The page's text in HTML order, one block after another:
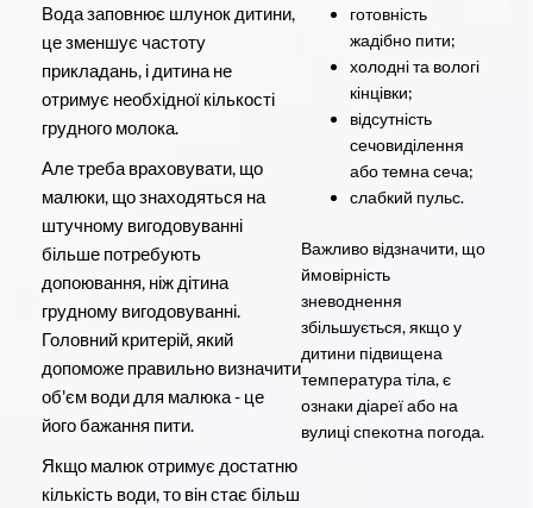
Вода заповнює шлунок дитини,
це зменшує частоту
прикладань, і дитина не
отримує необхідної кількості
грудного молока.
Але треба враховувати, що
малюки, що знаходяться на
штучному вигодовуванні
більше потребують
допоювання, ніж дітина
грудному вигодовуванні.
Головний критерій, який
допоможе правильно визначити
об'єм води для малюка - це
його бажання пити.
Якщо малюк отримує достатню
кількість води, то він стає більш
готовність
жадібно пити;
холодні та вологі
кінцівки;
відсутність
сечовиділення
або темна сеча;
слабкий пульс.
Важливо відзначити, що
ймовірність
зневоднення
збільшується, якщо у
дитини підвищена
температура тіла, є
ознаки діареї або на
вулиці спекотна погода.